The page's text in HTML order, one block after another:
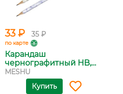
33 ₽ 35 ₽
по карте
Карандаш
чернографитный HB,
M...
MESHU
Купить